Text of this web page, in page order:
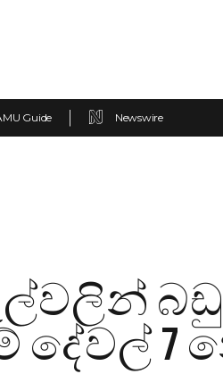
Guide Newswire
දේවල්